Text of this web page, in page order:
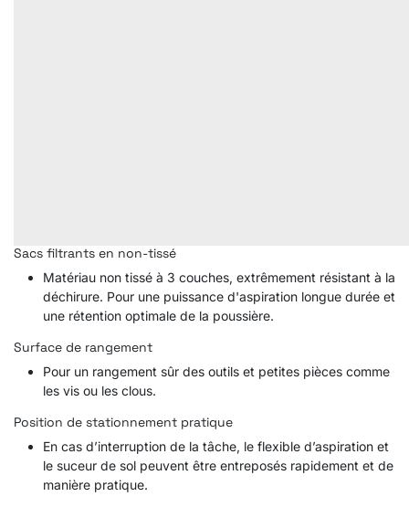
Sacs filtrants en non-tissé
Matériau non tissé à 3 couches, extrêmement résistant à la
déchirure. Pour une puissance d'aspiration longue durée et
une rétention optimale de la poussière.
Surface de rangement
Pour un rangement sûr des outils et petites pièces comme
les vis ou les clous.
Position de stationnement pratique
En cas d’interruption de la tâche, le flexible d’aspiration et
le suceur de sol peuvent être entreposés rapidement et de
manière pratique.